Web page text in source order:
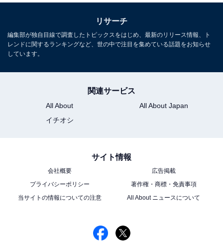
こちらもおすすめ
1 2
リサーチ
編集部が独自目線で調査したトピックスをはじめ、最新のリリース情報、ト
レンドに関するランキングなど、世の中で注目を集めている話題をお知らせ
しています。
関連サービス
All About
All About Japan
イチオシ
サイト情報
会社概要
広告掲載
プライバシーポリシー
著作権・商標・免責事項
当サイトの情報についての注意
All About ニュースについて